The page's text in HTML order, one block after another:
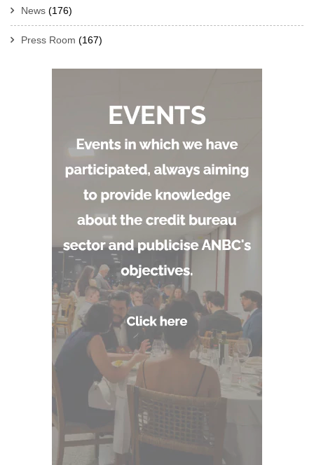
News (176)
Press Room (167)